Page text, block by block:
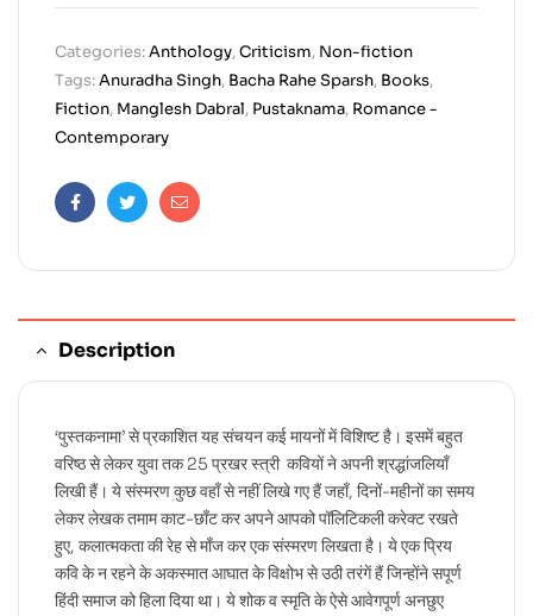
Categories:Anthology,Criticism, Non-fiction
Tags:Anuradha Singh, Bacha Rahe Sparsh, Books,
Fiction, Manglesh Dabral, Pustaknama, Romance -
Contemporary
FacebookTwitterEmail
Description
‘पुस्तकनामा’ से प्रकाशित यह संचयन कई मायनों में विशिष्ट है। इसमें बहुत
वरिष्ठ से लेकर युवा तक 25 प्रखर स्त्री कवियों ने अपनी श्रद्धांजलियाँ
लिखी हैं। ये संस्मरण कुछ वहाँ से नहीं लिखे गए हैं जहाँ, दिनों-महीनों का समय
लेकर लेखक तमाम काट-छाँट कर अपने आपको पॉलिटिकली करेक्ट रखते
हुए, कलात्मकता की रेह से माँज कर एक संस्मरण लिखता है। ये एक प्रिय
कवि के न रहने के अकस्मात आघात के विक्षोभ से उठी तरंगें हैं जिन्होंने सपूर्ण
हिंदी समाज को हिला दिया था। ये शोक व स्मृति के ऐसे आवेगपूर्ण अनछुए